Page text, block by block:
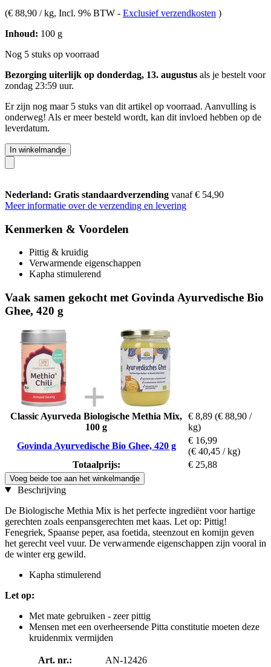
(€ 88,90 / kg, Incl. 9% BTW - Exclusief verzendkosten )
Inhoud: 100 g
Nog 5 stuks op voorraad
Bezorging uiterlijk op donderdag, 13. augustus als je bestelt voor
zondag 23:59 uur.
Er zijn nog maar 5 stuks van dit artikel op voorraad. Aanvulling is
onderweg! Als er meer besteld wordt, kan dit invloed hebben op de
leverdatum.
In winkelmandje
Nederland: Gratis standaardverzending vanaf € 54,90
Meer informatie over de verzending en levering
Kenmerken & Voordelen
Pittig & kruidig
Verwarmende eigenschappen
Kapha stimulerend
Vaak samen gekocht met Govinda Ayurvedische Bio
Ghee, 420 g
Classic Ayurveda Biologische Methia Mix,
100 g
€ 8,89 (€ 88,90 /
kg)
Govinda Ayurvedische Bio Ghee, 420 g
€ 16,99
(€ 40,45 / kg)
Totaalprijs:
€ 25,88
Voeg beide toe aan het winkelmandje
Beschrijving
De Biologische Methia Mix is het perfecte ingrediënt voor hartige
gerechten zoals eenpansgerechten met kaas. Let op: Pittig!
Fenegriek, Spaanse peper, asa foetida, steenzout en komijn geven
het gerecht veel vuur. De verwarmende eigenschappen zijn vooral in
de winter erg gewild.
Kapha stimulerend
Let op:
Met mate gebruiken - zeer pittig
Mensen met een overheersende Pitta constitutie moeten deze
kruidenmix vermijden
Art. nr.:
AN-12426